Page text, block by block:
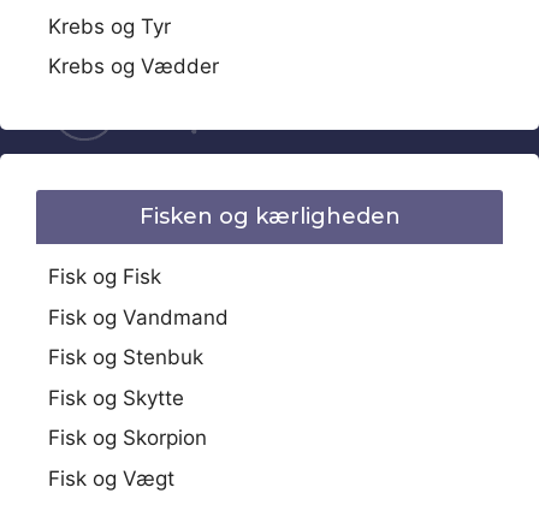
Krebs og Tyr
Krebs og Vædder
Fisken og kærligheden
Fisk og Fisk
Fisk og Vandmand
Fisk og Stenbuk
Fisk og Skytte
Fisk og Skorpion
Fisk og Vægt